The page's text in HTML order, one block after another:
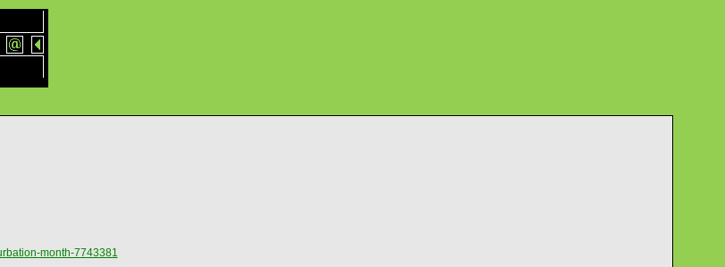
month-7743381